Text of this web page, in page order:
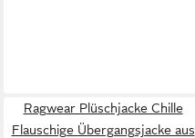
Ragwear Plüschjacke Chille
Flauschige Übergangsjacke aus